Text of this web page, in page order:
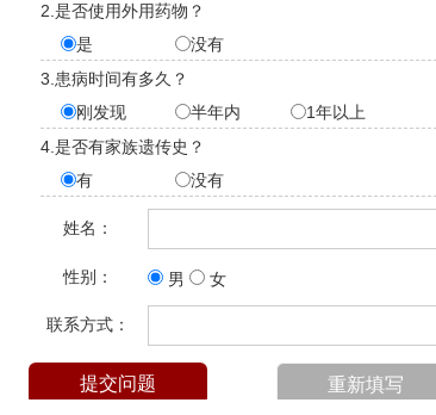
2.是否使用外用药物？
是
没有
3.患病时间有多久？
刚发现
半年内
1年以上
4.是否有家族遗传史？
有
没有
姓名：
性别： 男 女
联系方式：